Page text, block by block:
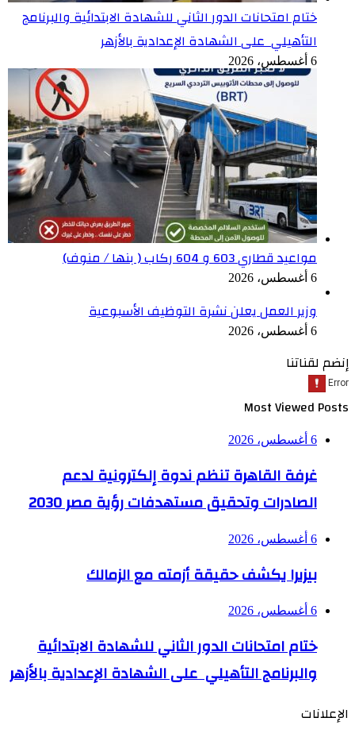
ختام امتحانات الدور الثاني للشهادة الابتدائية والبرنامج
التأهيلي على الشهادة الإعدادية بالأزهر
6 أغسطس، 2026
مواعيد قطاري 603 و 604 ركاب ( بنها / منوف)
6 أغسطس، 2026
وزير العمل يعلن نشرة التوظيف الأسبوعية
6 أغسطس، 2026
إنضم لقناتنا
Most Viewed Posts
6 أغسطس، 2026
غرفة القاهرة تنظم ندوة إلكترونية لدعم
الصادرات وتحقيق مستهدفات رؤية مصر 2030
6 أغسطس، 2026
بيزيرا يكشف حقيقة أزمته مع الزمالك
6 أغسطس، 2026
ختام امتحانات الدور الثاني للشهادة الابتدائية
والبرنامج التأهيلي على الشهادة الإعدادية بالأزهر
الإعلانات